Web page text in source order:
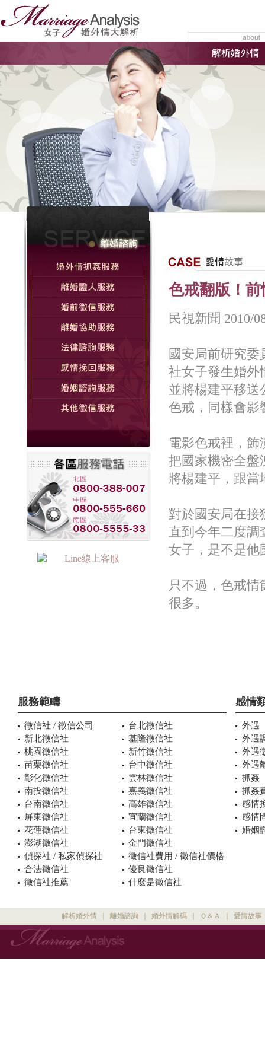
色戒翻版！
民視新聞 2010/
國安局前研究
社女子發生婚外
並將楊建平移送
色戒，同樣會
電影色戒裡，
把國家機密全盤
將楊建平，跟
對於國安局在接
直到今年二度調
女子，是不是
只不過，色戒
很多。
服務範疇
徵信社 / 徵信公司
台北徵信社
新北徵信社
基隆徵信社
桃園徵信社
新竹徵信社
苗栗徵信社
台中徵信社
彰化徵信社
雲林徵信社
南投徵信社
嘉義徵信社
台南徵信社
高雄徵信社
屏東徵信社
宜蘭徵信社
花蓮徵信社
台東徵信社
澎湖徵信社
金門徵信社
偵探社 / 私家偵探社
徵信社費用 / 徵信社價格
合法徵信社
優良徵信社
徵信社推薦
什麼是徵信社
感情
外遇
外遇
外遇
外遇
抓姦
抓姦
感情
感情
婚姻
解析婚外情 離婚諮詢 婚外情解碼 Ｑ＆Ａ 愛情故事